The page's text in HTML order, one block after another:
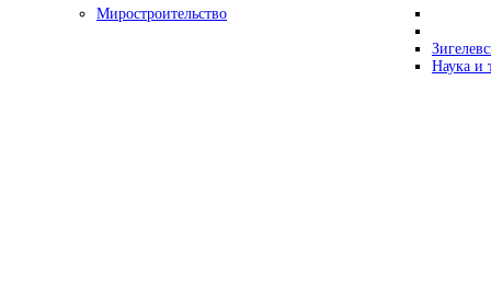
Миростроительство
Наука и